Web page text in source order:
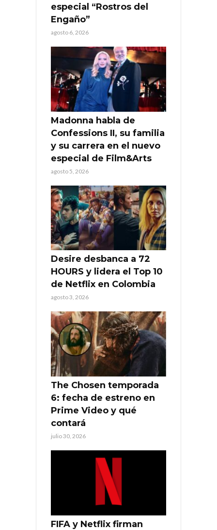
especial “Rostros del
Engaño”
agosto 6, 2026
Madonna habla de
Confessions II, su familia
y su carrera en el nuevo
especial de Film&Arts
agosto 5, 2026
Desire desbanca a 72
HOURS y lidera el Top 10
de Netflix en Colombia
agosto 3, 2026
The Chosen temporada
6: fecha de estreno en
Prime Video y qué
contará
julio 30, 2026
FIFA y Netflix firman